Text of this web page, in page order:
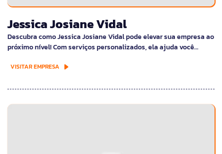
Jessica Josiane Vidal
Descubra como Jessica Josiane Vidal pode elevar sua empresa ao
próximo nível! Com serviços personalizados, ela ajuda você…
VISITAR EMPRESA